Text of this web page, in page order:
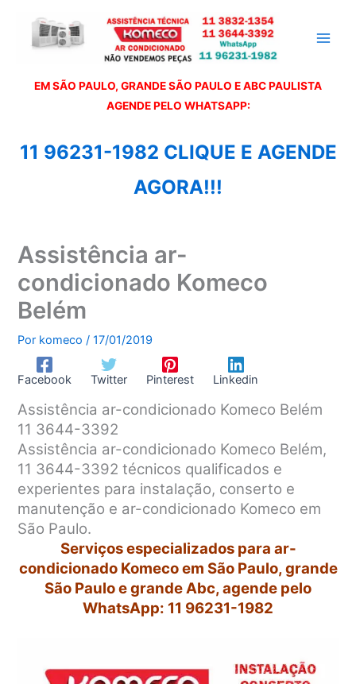
EM SÃO PAULO, GRANDE SÃO PAULO E ABC PAULISTA
AGENDE PELO WHATSAPP:
11 96231-1982 CLIQUE E AGENDE
AGORA!!!
Assistência ar-
condicionado Komeco
Belém
Por komeco/17/01/2019
Facebook Twitter Pinterest Linkedin
Assistência ar-condicionado Komeco Belém
11 3644-3392
Assistência ar-condicionado Komeco Belém,
11 3644-3392 técnicos qualificados e
experientes para instalação, conserto e
manutenção e ar-condicionado Komeco em
São Paulo.
Serviços especializados para ar-
condicionado Komeco em São Paulo, grande
São Paulo e grande Abc, agende pelo
WhatsApp: 11 96231-1982